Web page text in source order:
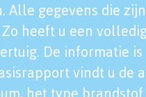
gegevens die
heeft u een
De informatie is
vindt u de
het type brandstof